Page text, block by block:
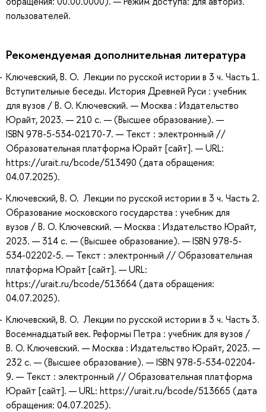
пользователей.
Рекомендуемая дополнительная литература
Ключевский, В. О. Лекции по русской истории в 3 ч. Часть 1.
Вступительные беседы. История Древней Руси : учебник
для вузов / В. О. Ключевский. — Москва : Издательство
Юрайт, 2023. — 210 с. — (Высшее образование). —
ISBN 978-5-534-02170-7. — Текст : электронный //
Образовательная платформа Юрайт [сайт]. — URL:
https://urait.ru/bcode/513490 (дата обращения:
04.07.2025).
Ключевский, В. О. Лекции по русской истории в 3 ч. Часть 2.
Образование московского государства : учебник для
вузов / В. О. Ключевский. — Москва : Издательство Юрайт,
2023. — 314 с. — (Высшее образование). — ISBN 978-5-
534-02202-5. — Текст : электронный // Образовательная
платформа Юрайт [сайт]. — URL:
https://urait.ru/bcode/513664 (дата обращения:
04.07.2025).
Ключевский, В. О. Лекции по русской истории в 3 ч. Часть 3.
Восемнадцатый век. Реформы Петра : учебник для вузов /
В. О. Ключевский. — Москва : Издательство Юрайт, 2023. —
232 с. — (Высшее образование). — ISBN 978-5-534-02204-
9. — Текст : электронный // Образовательная платформа
Юрайт [сайт]. — URL: https://urait.ru/bcode/513665 (дата
обращения: 04.07.2025).